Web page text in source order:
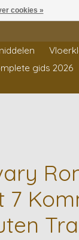
gids 2026
7
cookies »